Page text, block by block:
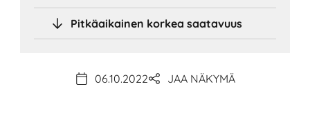
Pitkäaikainen korkea saatavuus
06.10.2022 JAA NÄKYMÄ